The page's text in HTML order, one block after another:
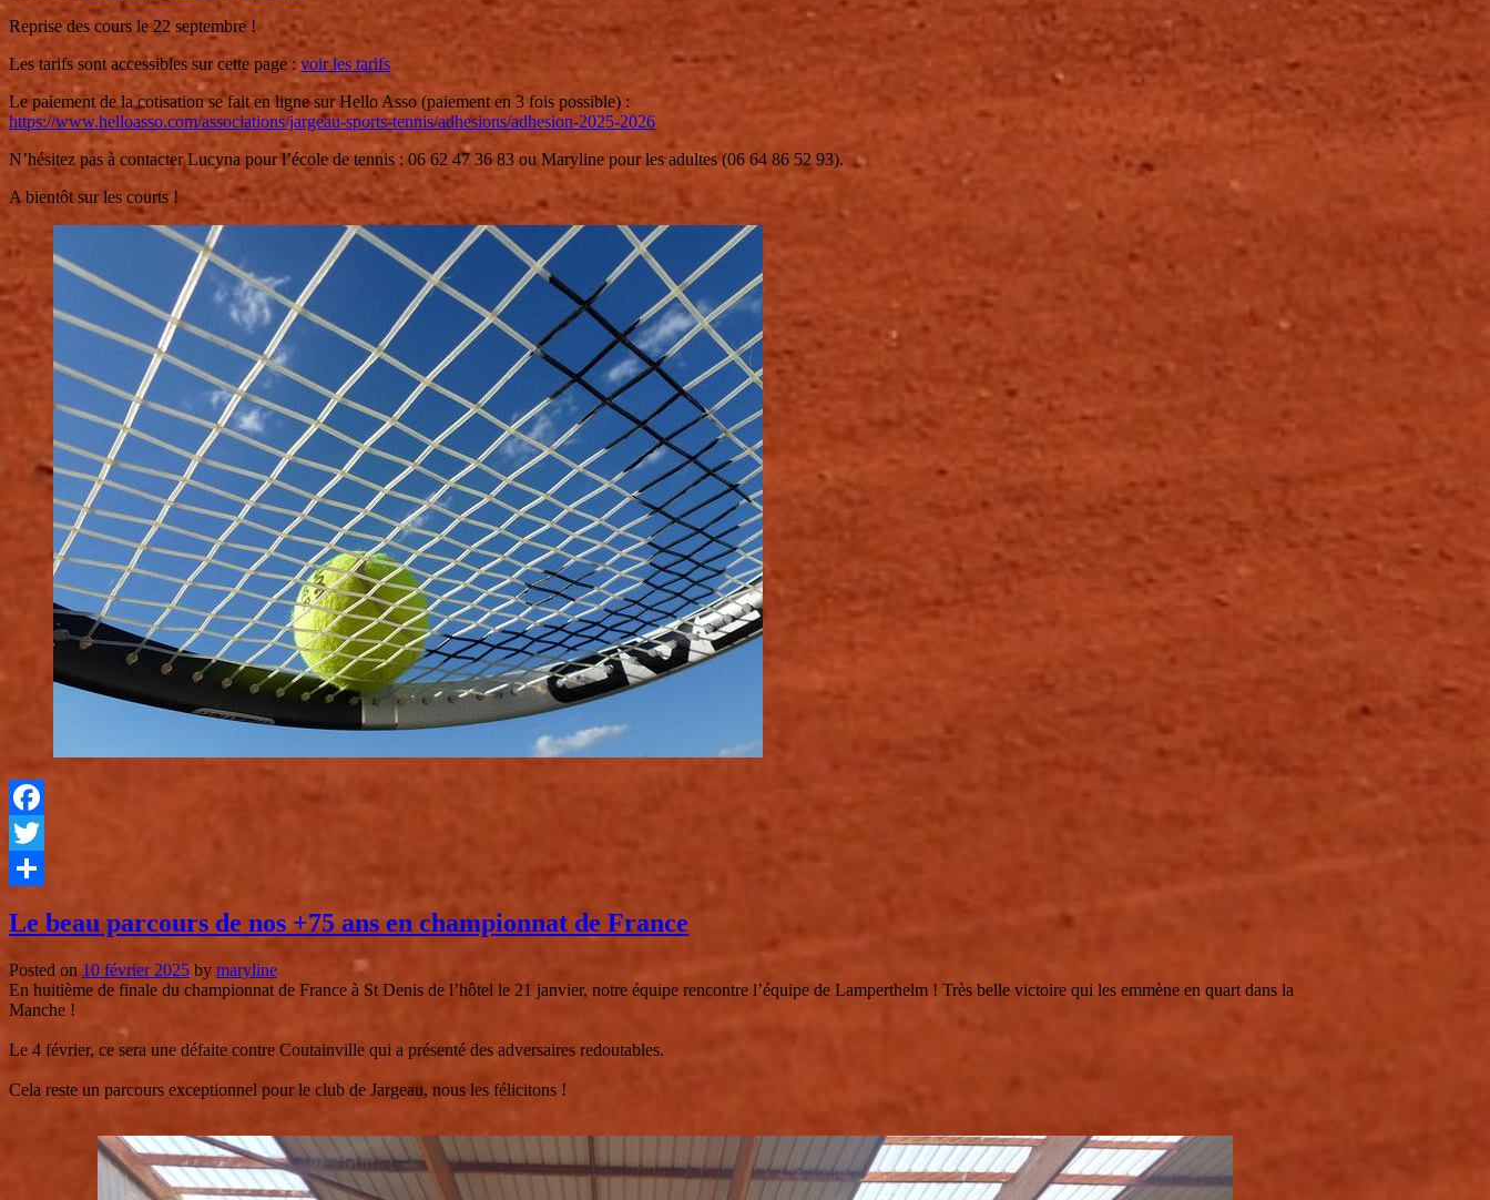
Reprise des cours le 22 septembre !
Les tarifs sont accessibles sur cette page : voir les tarifs
Le paiement de la cotisation se fait en ligne sur Hello Asso (paiement en 3 fois possible) :
https://www.helloasso.com/associations/jargeau-sports-tennis/adhesions/adhesion-2025-2026
N’hésitez pas à contacter Lucyna pour l’école de tennis : 06 62 47 36 83 ou Maryline pour les adultes (06 64 86 52 93).
A bientôt sur les courts !
Facebook
Twitter
Le beau parcours de nos +75 ans en championnat de France
Posted on 10 février 2025 by maryline
En huitième de finale du championnat de France à St Denis de l’hôtel le 21 janvier, notre équipe rencontre l’équipe de Lamperthelm ! Très belle victoire qui les emmène en quart dans la
Manche !
Le 4 février, ce sera une défaite contre Coutainville qui a présenté des adversaires redoutables.
Cela reste un parcours exceptionnel pour le club de Jargeau, nous les félicitons !